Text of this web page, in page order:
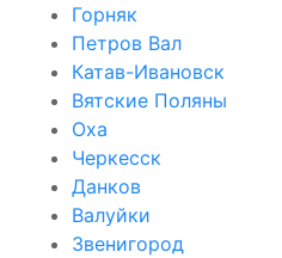
Горняк
Петров Вал
Катав-Ивановск
Вятские Поляны
Оха
Черкесск
Данков
Валуйки
Звенигород